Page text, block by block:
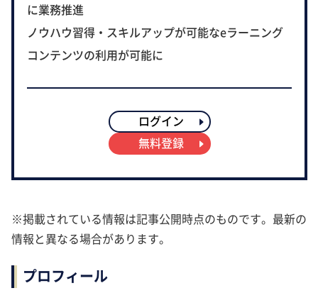
に業務推進
ノウハウ習得・スキルアップが可能なeラーニング
コンテンツの利用が可能に
ログイン
無料登録
※掲載されている情報は記事公開時点のものです。最新の
情報と異なる場合があります。
プロフィール